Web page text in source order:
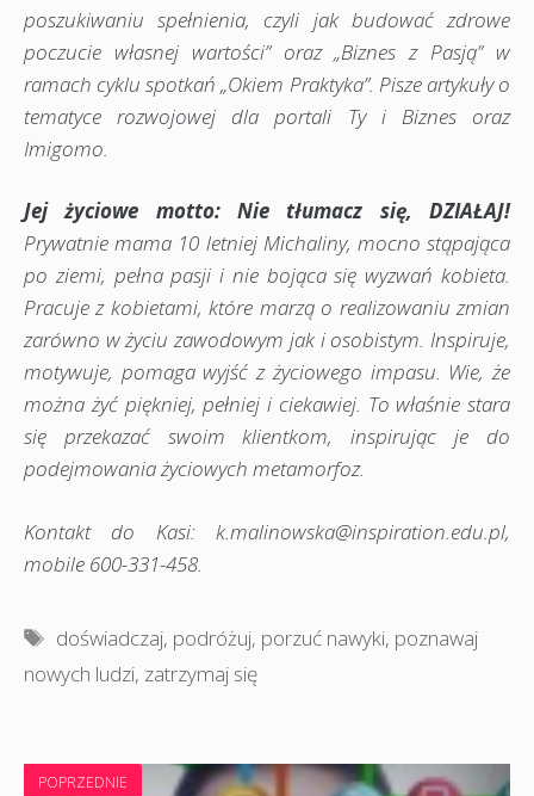
poszukiwaniu spełnienia, czyli jak budować zdrowe
poczucie własnej wartości” oraz „Biznes z Pasją” w
ramach cyklu spotkań „Okiem Praktyka”. Pisze artykuły o
tematyce rozwojowej dla portali Ty i Biznes oraz
Imigomo.
Jej życiowe motto: Nie tłumacz się, DZIAŁAJ!
Prywatnie mama 10 letniej Michaliny, mocno stąpająca
po ziemi, pełna pasji i nie bojąca się wyzwań kobieta.
Pracuje z kobietami, które marzą o realizowaniu zmian
zarówno w życiu zawodowym jak i osobistym. Inspiruje,
motywuje, pomaga wyjść z życiowego impasu. Wie, że
można żyć piękniej, pełniej i ciekawiej. To właśnie stara
się przekazać swoim klientkom, inspirując je do
podejmowania życiowych metamorfoz.
Kontakt do Kasi: k.malinowska@inspiration.edu.pl,
mobile 600-331-458.
Tagi
doświadczaj, podróżuj, porzuć nawyki, poznawaj
nowych ludzi, zatrzymaj się
POPRZEDNIE